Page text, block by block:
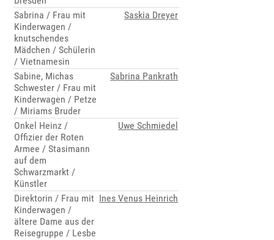
Sabrina / Frau mit
Kinderwagen /
knutschendes
Mädchen / Schülerin
/ Vietnamesin
Saskia Dreyer
Sabine, Michas
Schwester / Frau mit
Kinderwagen / Petze
/ Miriams Bruder
Sabrina Pankrath
Onkel Heinz /
Offizier der Roten
Armee / Stasimann
auf dem
Schwarzmarkt /
Künstler
Uwe Schmiedel
Direktorin / Frau mit
Kinderwagen /
ältere Dame aus der
Reisegruppe / Lesbe
Ines Venus Heinrich